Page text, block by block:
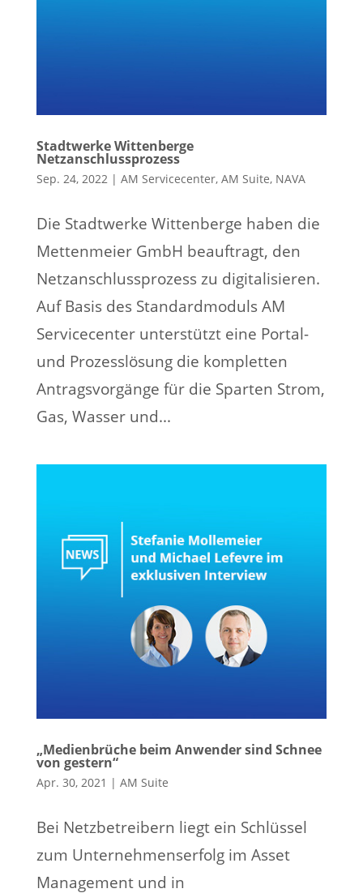
Stadtwerke Wittenberge
Netzanschlussprozess
Sep. 24, 2022| AM Servicecenter, AM Suite, NAVA
Die Stadtwerke Wittenberge haben die
Mettenmeier GmbH beauftragt, den
Netzanschlussprozess zu digitalisieren.
Auf Basis des Standardmoduls AM
Servicecenter unterstützt eine Portal-
und Prozesslösung die kompletten
Antragsvorgänge für die Sparten Strom,
Gas, Wasser und...
„Medienbrüche beim Anwender sind Schnee
von gestern“
Apr. 30, 2021 | AM Suite
Bei Netzbetreibern liegt ein Schlüssel
zum Unternehmenserfolg im Asset
Management und in